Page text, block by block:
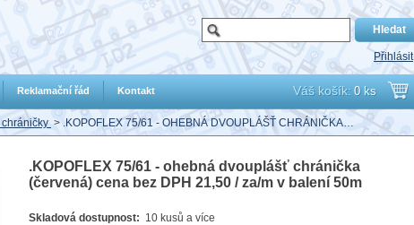
Váš košík: 0 ks
Přihlásit
chráničky > .KOPOFLEX 75/61 - OHEBNÁ DVOUPLÁŠŤ CHRÁNIČKA…
.KOPOFLEX 75/61 - ohebná dvouplášť chránička
(červená) cena bez DPH 21,50 / za/m v balení 50m
Skladová dostupnost: 10 kusů a více
Reklamační řád Kontakt